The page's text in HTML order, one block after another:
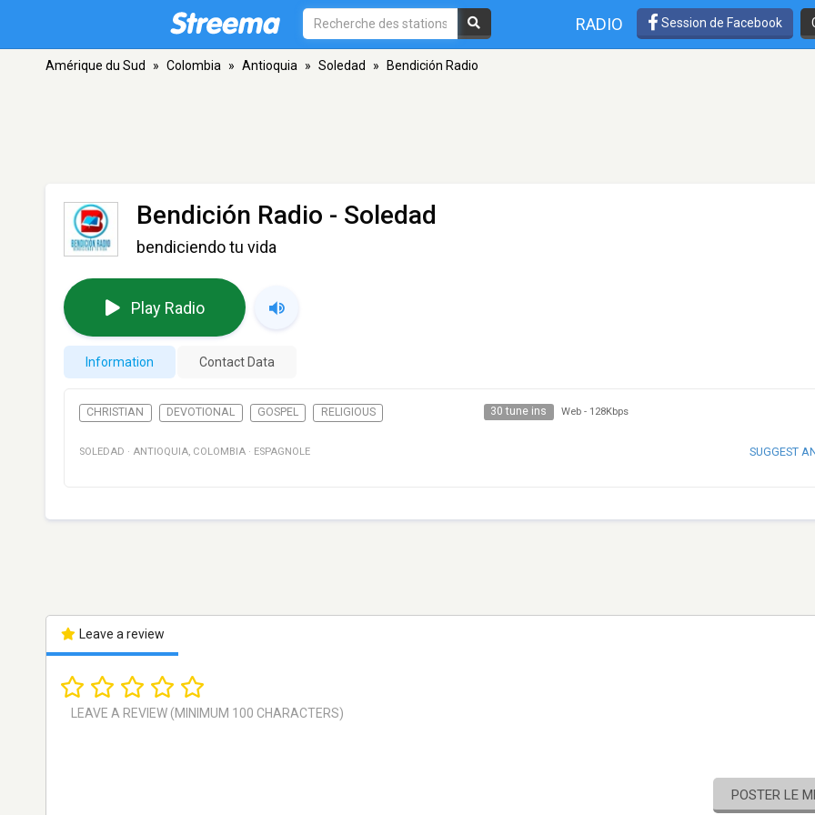
RADIO Session de Facebook
Amérique du Sud » Colombia » Antioquia » Soledad » Bendición Radio
Bendición Radio - Soledad
bendiciendo tu vida
Play Radio
Information Contact Data
CHRISTIAN DEVOTIONAL GOSPEL RELIGIOUS 30 tune ins Web - 128Kbps
SOLEDAD · ANTIOQUIA, COLOMBIA · ESPAGNOLE SUGGEST
Leave a review
POSTER LE